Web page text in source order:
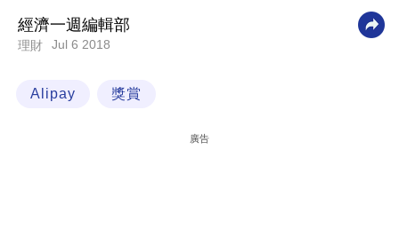
業
經濟一週編輯部
理財 Jul 6 2018
Alipay 獎賞
廣告